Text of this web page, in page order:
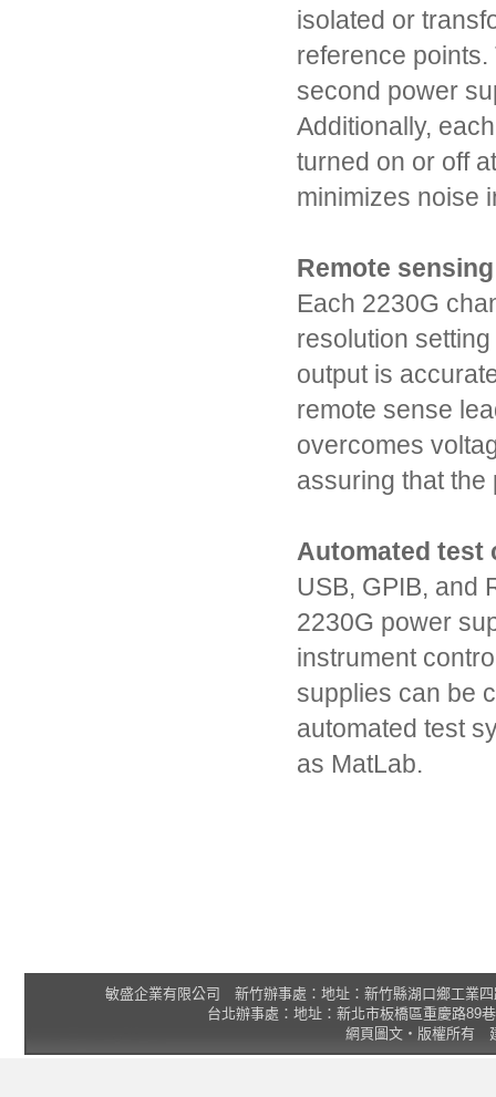
isolated or
reference
second power
Additionally,
turned on or off
minimizes noise
Remote
Each 2230G
resolution
output is
remote sense
overcomes
assuring that the
Automated test
USB, GPIB, and
2230G power
instrument
supplies can be
automated test
as MatLab.
敏盛企業有限公司 新竹辦事處：地址：新竹縣湖口鄉工業
台北辦事處：地址：新北市板橋區重慶路89
網頁圖文‧版權所有 建